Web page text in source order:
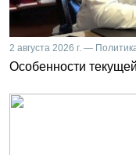
2 августа 2026 г. —
Особенности